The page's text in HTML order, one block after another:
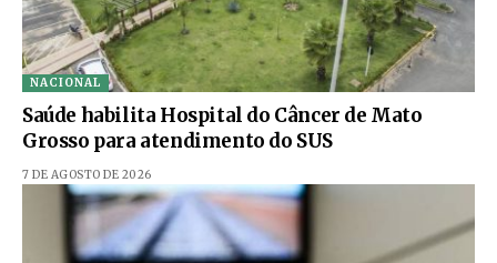
NACIONAL
Saúde habilita Hospital do Câncer de Mato
Grosso para atendimento do SUS
7 DE AGOSTO DE 2026